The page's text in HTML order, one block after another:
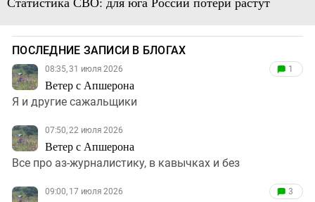
ПОСЛЕДНИЕ ЗАПИСИ В БЛОГАХ
08:35, 31 июля 2026
Ветер с Апшерона
1
Я и другие сажальщики
07:50, 22 июля 2026
Ветер с Апшерона
Все про аз-журналистику, в кавычках и без
09:00, 17 июля 2026 3